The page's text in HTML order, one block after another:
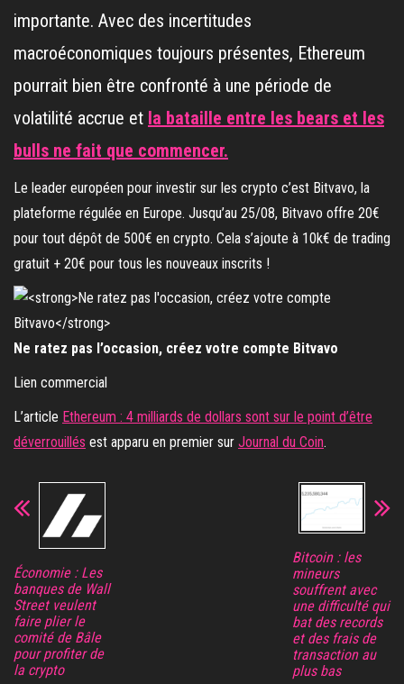
importante. Avec des incertitudes
macroéconomiques toujours présentes, Ethereum
pourrait bien être confronté à une période de
volatilité accrue et la bataille entre les bears et les
bulls ne fait que commencer.
Le leader européen pour investir sur les crypto c’est Bitvavo, la
plateforme régulée en Europe. Jusqu’au 25/08, Bitvavo offre 20€
pour tout dépôt de 500€ en crypto. Cela s’ajoute à 10k€ de trading
gratuit + 20€ pour tous les nouveaux inscrits !
Ne ratez pas l’occasion, créez votre compte Bitvavo
Lien commercial
L’article Ethereum : 4 milliards de dollars sont sur le point d’être
déverrouillés est apparu en premier sur Journal du Coin.
Économie : Les
banques de Wall
Street veulent
faire plier le
comité de Bâle
pour profiter de
la crypto
Bitcoin : les
mineurs
souffrent avec
une difficulté qui
bat des records
et des frais de
transaction au
plus bas